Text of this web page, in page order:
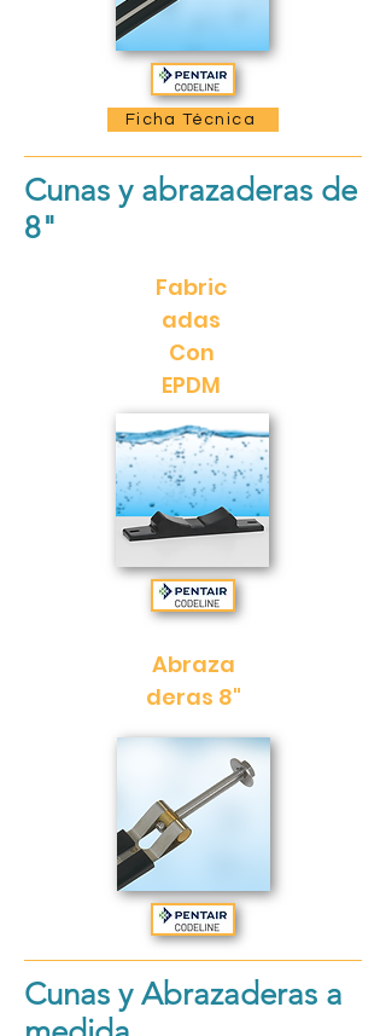
Ficha Técnica
Cunas y abrazaderas de
8"
Fabric
adas
Con
EPDM
Abraza
deras 8"
Cunas y Abrazaderas a